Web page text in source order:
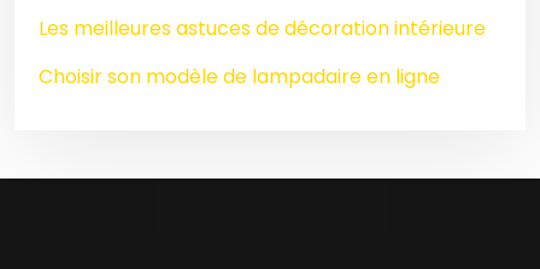
Les meilleures astuces de décoration intérieure
Choisir son modèle de lampadaire en ligne